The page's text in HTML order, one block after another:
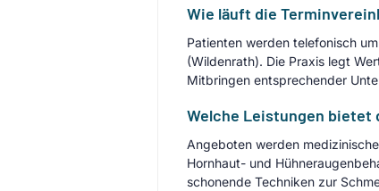
Wie läuft die
Patienten werden telefonisch
(Wildenrath). Die Praxis legt
Mitbringen entsprechender
Welche Leistungen bietet
Angeboten werden
Hornhaut- und
schonende Techniken zur